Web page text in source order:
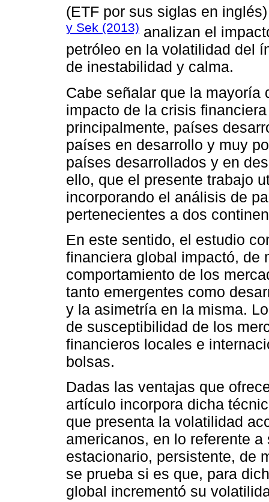
(ETF por sus siglas en
y Sek (2013) analizan el
petróleo en la volatilidad del
de inestabilidad y calma.
Cabe señalar que la mayoría
impacto de la crisis
principalmente, países
países en desarrollo y muy
países desarrollados y en
ello, que el presente trabajo
incorporando el análisis de
pertenecientes a dos
En este sentido, el estudio
financiera global impactó, de
comportamiento de los
tanto emergentes como
y la asimetría en la misma.
de susceptibilidad de los
financieros locales e
bolsas.
Dadas las ventajas que
artículo incorpora dicha
que presenta la volatilidad
americanos, en lo referente
estacionario, persistente, de
se prueba si es que, para
global incrementó su